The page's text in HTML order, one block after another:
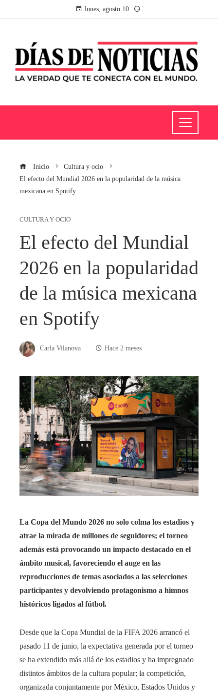
lunes, agosto 10
Inicio
Cultura y ocio
El efecto del Mundial 2026 en la popularidad de la música
mexicana en Spotify
CULTURA Y OCIO
El efecto del Mundial
2026 en la popularidad
de la música mexicana
en Spotify
Carla Vilanova Hace 2 meses
La Copa del Mundo 2026 no solo colma los estadios y
atrae la mirada de millones de seguidores; el torneo
además está provocando un impacto destacado en el
ámbito musical, favoreciendo el auge en las
reproducciones de temas asociados a las selecciones
participantes y devolviendo protagonismo a himnos
históricos ligados al fútbol.
Desde que la Copa Mundial de la FIFA 2026 arrancó el
pasado 11 de junio, la expectativa generada por el torneo
se ha extendido más allá de los estadios y ha impregnado
distintos ámbitos de la cultura popular; la competición,
organizada conjuntamente por México, Estados Unidos y